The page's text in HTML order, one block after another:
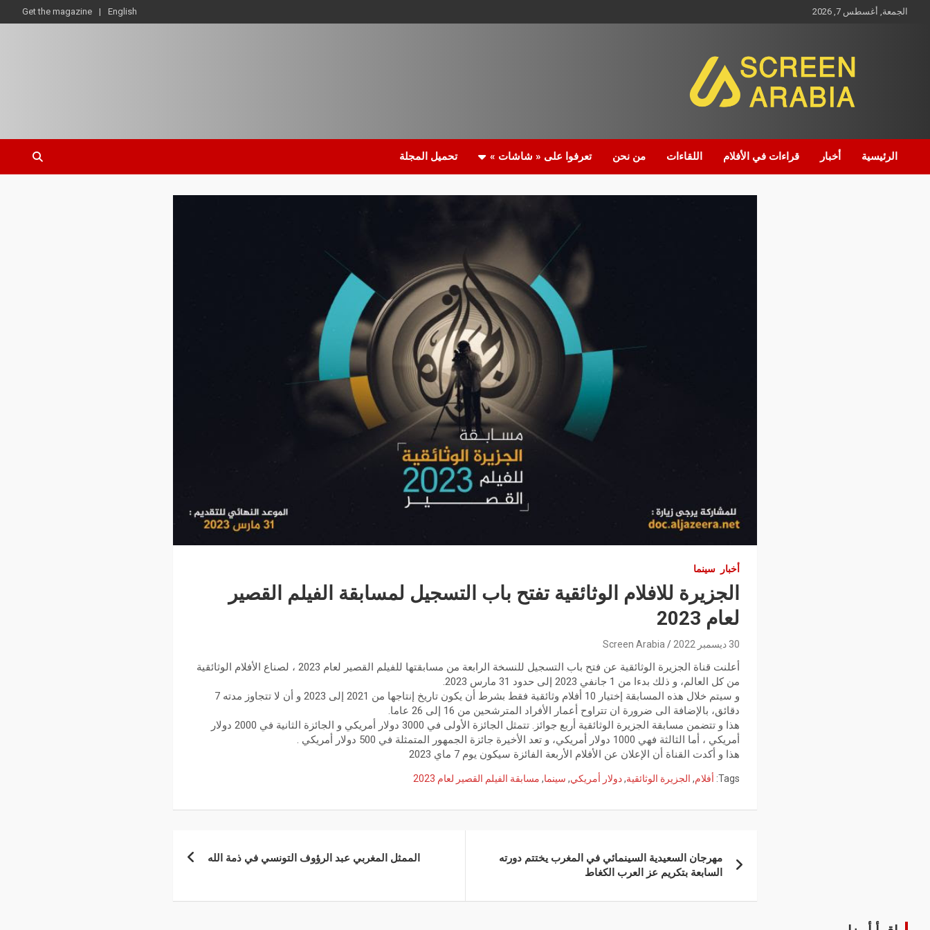
الجمعة, أغسطس 7, 2026 English
Get the magazine
Screen Arabia
الرئيسية أخبار قراءات في الأفلام اللقاءات من نحن تعرفوا على « شاشات » تحميل المجلة
أخبار سينما
الجزيرة للافلام الوثائقية تفتح باب التسجيل لمسابقة الفيلم القصير
لعام 2023
30 ديسمبر 2022 Screen Arabia
أعلنت قناة الجزيرة الوثائقية عن فتح باب التسجيل للنسخة الرابعة من مسابقتها للفيلم القصير لعام 2023 ، لصناع الأفلام الوثائقية
من كل العالم، و ذلك بدءا من 1 جانفي 2023 إلى حدود 31 مارس 2023.
و سيتم خلال هذه المسابقة إختيار 10 أفلام وثائقية فقط بشرط أن يكون تاريخ إنتاجها من 2021 إلى 2023 و أن لا تتجاوز مدته 7
دقائق، بالإضافة الى ضرورة ان تتراوح أعمار الأفراد المترشحين من 16 إلى 26 عاما.
هذا و تتضمن مسابقة الجزيرة الوثائقية أربع جوائز. تتمثل الجائزة الأولى في 3000 دولار أمريكي و الجائزة الثانية في 2000 دولار
أمريكي ، أما الثالثة فهي 1000 دولار أمريكي، و تعد الأخيرة جائزة الجمهور المتمثلة في 500 دولار أمريكي .
هذا و أكدت القناة أن الإعلان عن الأفلام الأربعة الفائزة سيكون يوم 7 ماي 2023
Tags: أفلام, الجزيرة الوثائقية,دولار أمريكي, سينما, مسابقة الفيلم القصير لعام 2023
مهرجان السعيدية السينمائي في المغرب يختتم دورته
السابعة بتكريم عز العرب الكغاط
الممثل المغربي عبد الرؤوف التونسي في ذمة الله